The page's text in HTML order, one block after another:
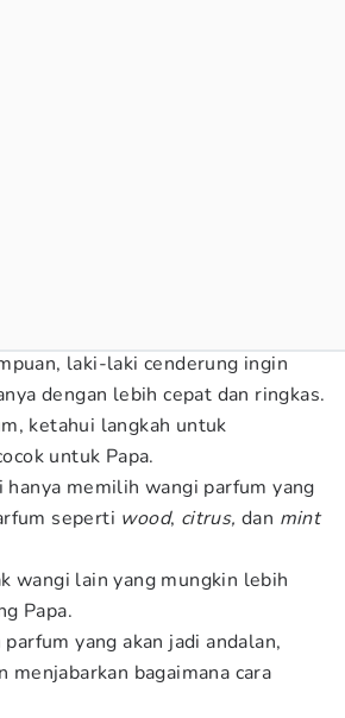
laki-laki cenderung ingin
dengan lebih cepat dan ringkas.
ketahui langkah untuk
untuk Papa.
memilih wangi parfum yang
seperti wood, citrus,dan mint
wangi lain yang mungkin lebih
Papa.
yang akan jadi andalan,
menjabarkan bagaimana cara